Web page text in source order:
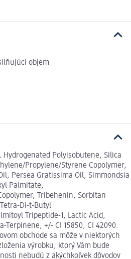
objem
Hydrogenated Polyisobutene, Silica
Propylene/Styrene Copolymer,
Persea Gratissima Oil, Simmondsia
Palmitate,
Tribehenin, Sorbitan
Di-t-Butyl
Tripeptide-1, Lactic Acid,
Terpinene, +/- CI 15850, CI 42090.
obchode sa môže v niektorých
výrobku, ktorý Vám bude
nebudú z akýchkoľvek dôvodov